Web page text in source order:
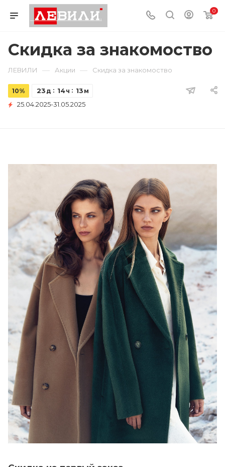
0
Скидка за знакомоство
ЛЕВИЛИ — Акции — Скидка за знакомоство
10% 23 д 14ч 13 м
25.04.2025-31.05.2025